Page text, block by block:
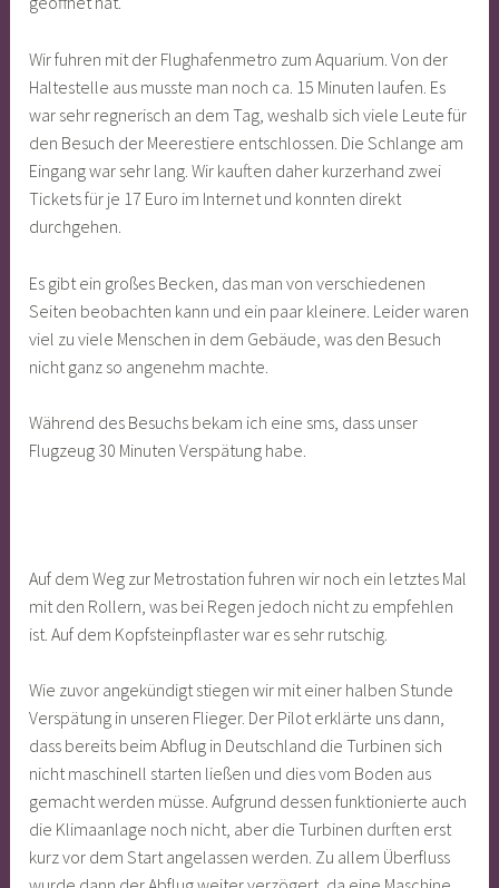
Wir fuhren mit der Flughafenmetro zum Aquarium. Von der
Haltestelle aus musste man noch ca. 15 Minuten laufen. Es
war sehr regnerisch an dem Tag, weshalb sich viele Leute für
den Besuch der Meerestiere entschlossen. Die Schlange am
Eingang war sehr lang. Wir kauften daher kurzerhand zwei
Tickets für je 17 Euro im Internet und konnten direkt
durchgehen.
Es gibt ein großes Becken, das man von verschiedenen
Seiten beobachten kann und ein paar kleinere. Leider waren
viel zu viele Menschen in dem Gebäude, was den Besuch
nicht ganz so angenehm machte.
Während des Besuchs bekam ich eine sms, dass unser
Flugzeug 30 Minuten Verspätung habe.
Auf dem Weg zur Metrostation fuhren wir noch ein letztes Mal
mit den Rollern, was bei Regen jedoch nicht zu empfehlen
ist. Auf dem Kopfsteinpflaster war es sehr rutschig.
Wie zuvor angekündigt stiegen wir mit einer halben Stunde
Verspätung in unseren Flieger. Der Pilot erklärte uns dann,
dass bereits beim Abflug in Deutschland die Turbinen sich
nicht maschinell starten ließen und dies vom Boden aus
gemacht werden müsse. Aufgrund dessen funktionierte auch
die Klimaanlage noch nicht, aber die Turbinen durften erst
kurz vor dem Start angelassen werden. Zu allem Überfluss